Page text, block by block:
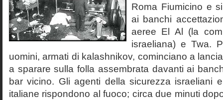
Roma Fiumicino e
ai banchi
aeree El Al (la
israeliana) e Twa.
uomini, armati di kalashnikov, cominciano a
a sparare sulla folla assembrata davanti ai
bar vicino. Gli agenti della sicurezza israeliani
italiane rispondono al fuoco; circa due minuti